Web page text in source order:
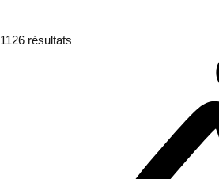
1126 résultats